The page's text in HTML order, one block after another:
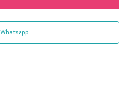
Whatsapp